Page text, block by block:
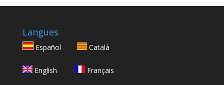
Langues
Español Català
English Français